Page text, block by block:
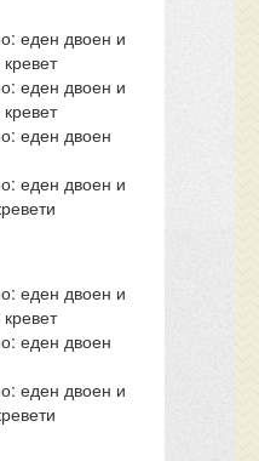
еден двоен и
еден двоен и
еден двоен
еден двоен и
еден двоен и
еден двоен
еден двоен и